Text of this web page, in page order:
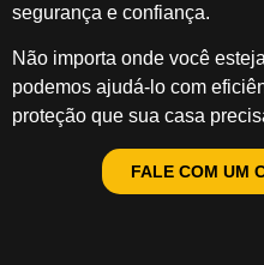
segurança e confiança.
Não importa onde você
podemos ajudá-lo com
proteção que sua casa
FALE COM UM